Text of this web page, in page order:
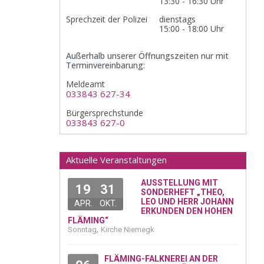
Sprechzeit der Polizei
dienstags
15:00 - 18:00 Uhr
Außerhalb unserer Öffnungszeiten nur mit
Terminvereinbarung:
Meldeamt
033843 627-34
Bürgersprechstunde
033843 627-0
Aktuelle Veranstaltungen
19
APR.
31
OKT.
AUSSTELLUNG MIT
SONDERHEFT „THEO,
LEO UND HERR JOHANN
ERKUNDEN DEN HOHEN
FLÄMING“
Sonntag, Kirche Niemegk
FLÄMING-FALKNEREI AN DER